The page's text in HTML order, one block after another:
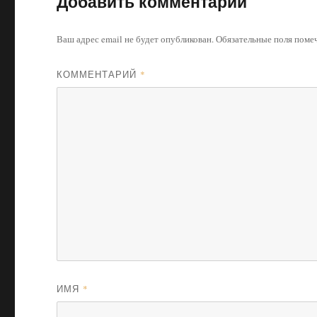
Ваш адрес email не будет опубликован. Обязательные поля
КОММЕНТАРИЙ *
ИМЯ *